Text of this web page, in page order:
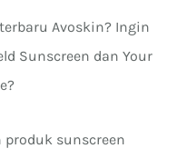
Avoskin? Ingin
Sunscreen dan Your
sunscreen